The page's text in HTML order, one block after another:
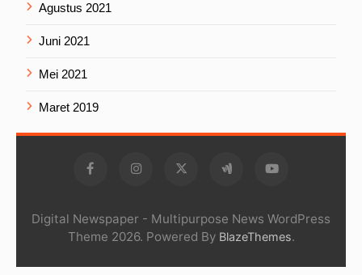
Agustus 2021
Juni 2021
Mei 2021
Maret 2019
Digital Newspaper - Multipurpose News WordPress
Theme 2026. Powered By BlazeThemes.